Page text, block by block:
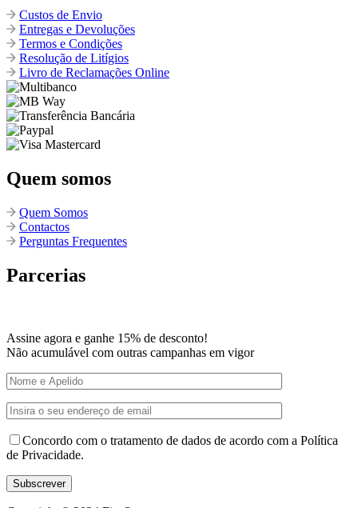
Custos de Envio
Entregas e Devoluções
Termos e Condições
Resolução de Litígios
Livro de Reclamações Online
Quem somos
Quem Somos
Contactos
Perguntas Frequentes
Parcerias
Assine agora e ganhe 15% de desconto!
Não acumulável com outras campanhas em vigor
Concordo com o tratamento de dados de acordo com a Política
de Privacidade.